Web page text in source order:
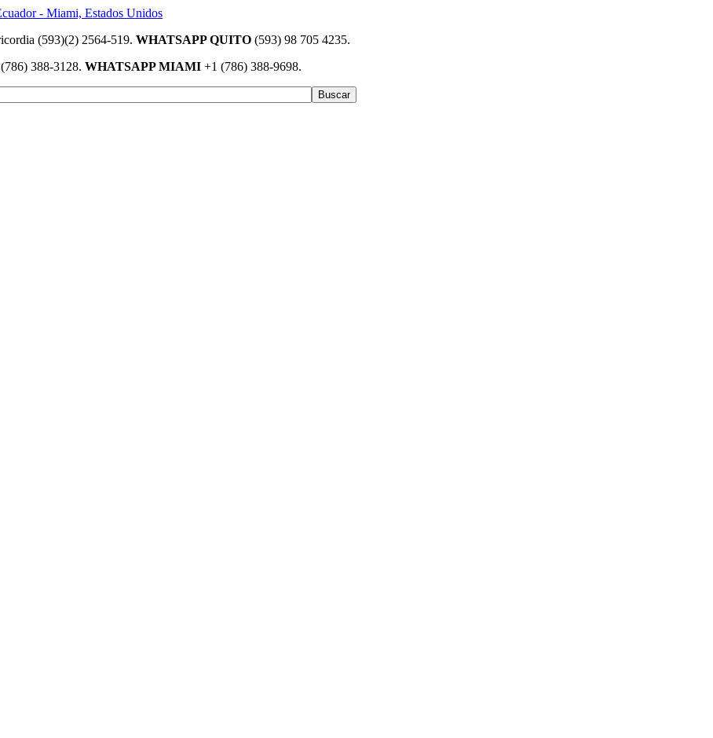
(593)(2) 2564-519. WHATSAPP QUITO (593) 98 705 4235.
(786) 388-3128. WHATSAPP MIAMI +1 (786) 388-9698.